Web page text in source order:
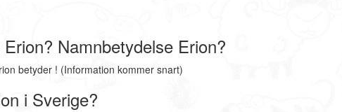
Namnbetydelse Erion?
betyder ! (Information kommer snart)
i Sverige?